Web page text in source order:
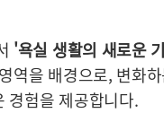
'욕실 생활의 새로운
역을 배경으로, 변화
경험을 제공합니다.